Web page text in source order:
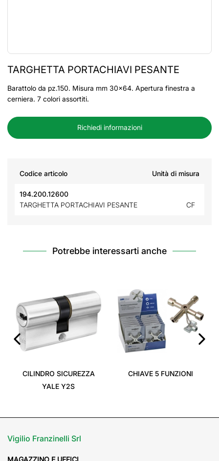
TARGHETTA PORTACHIAVI PESANTE
Barattolo da pz.150. Misura mm 30x64. Apertura finestra a
cerniera. 7 colori assortiti.
Richiedi informazioni
Codice articolo Unità di misura
194.200.12600
TARGHETTA PORTACHIAVI PESANTE
CF
Potrebbe interessarti anche
CILINDRO SICUREZZA
YALE Y2S
CHIAVE 5 FUNZIONI
Vigilio Franzinelli Srl
MAGAZZINO E UFFICI